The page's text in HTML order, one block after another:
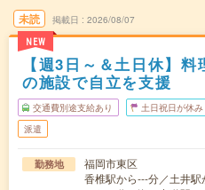
未読
NEW
掲載日 2026/08/07
【週3日～＆土日休】
の施設で自立を支援
交通費別途支給あり 土日祝日が休み
派遣
勤務地
福岡市東区
香椎駅から---分／土井